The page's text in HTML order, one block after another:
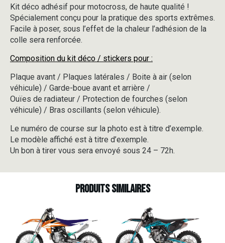
2DR9
-
BLUE
Kit déco adhésif pour motocross, de haute qualité !
Spécialement conçu pour la pratique des sports extrêmes.
Facile à poser, sous l’effet de la chaleur l’adhésion de la
colle sera renforcée.
Composition du kit déco / stickers pour :
Plaque avant / Plaques latérales / Boite à air (selon
véhicule) / Garde-boue avant et arrière /
Ouïes de radiateur / Protection de fourches (selon
véhicule) / Bras oscillants (selon véhicule).
Le numéro de course sur la photo est à titre d’exemple.
Le modèle affiché est à titre d’exemple.
Un bon à tirer vous sera envoyé sous 24 – 72h.
Produits similaires